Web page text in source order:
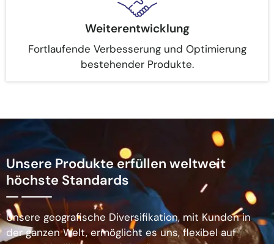
Weiterentwicklung
Fortlaufende Verbesserung und Optimierung
bestehender Produkte.
Unsere Produkte erfüllen weltweit
höchste Standards
Unsere geografische Diversifikation, mit Kunden in
der ganzen Welt, ermöglicht es uns, flexibel auf